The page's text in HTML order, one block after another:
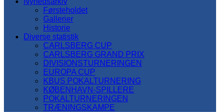
Førsteholdet
Gallerier
Historie
Diverse statistik
CARLSBERG CUP
CARLSBERG GRAND PRIX
DIVISIONSTURNERINGEN
EUROPA CUP
KBUS POKALTURNERING
KØBENHAVN-SPILLERE
POKALTURNERINGEN
TRÆNINGSKAMPE